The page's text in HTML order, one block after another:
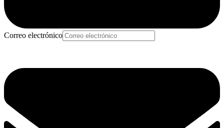
Correo electrónico